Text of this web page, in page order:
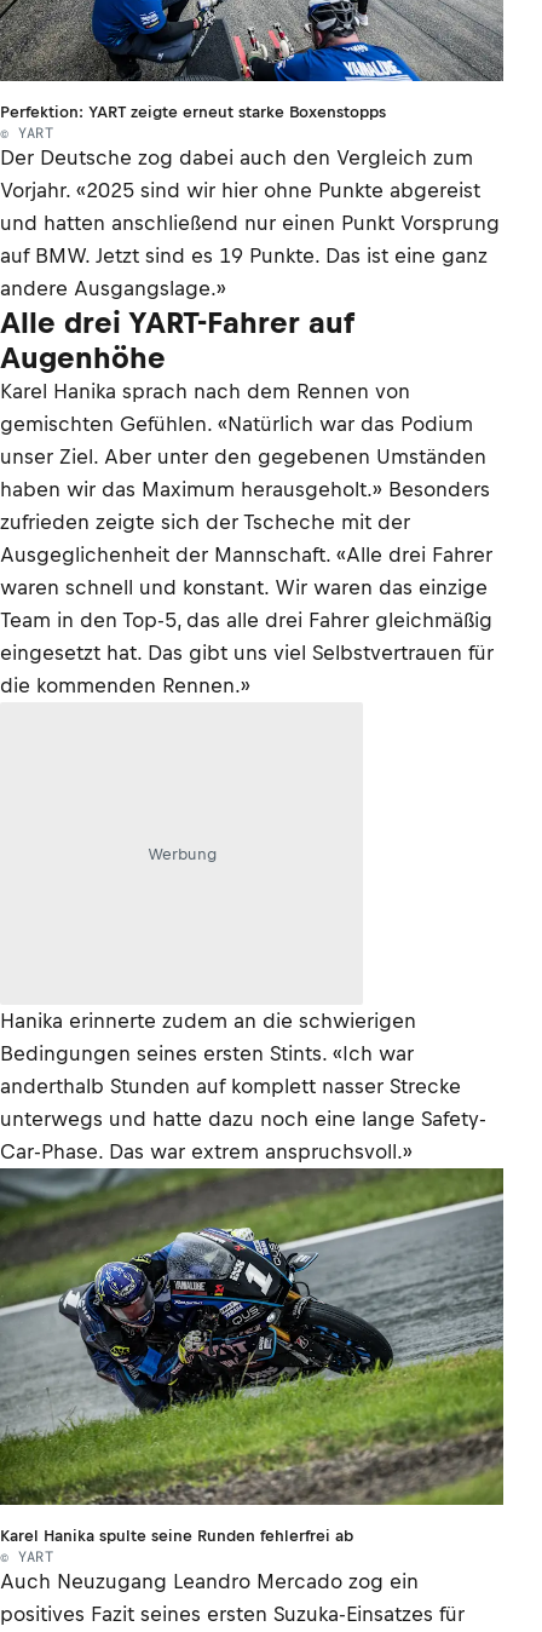
Perfektion: YART zeigte erneut starke Boxenstopps
© YART
Der Deutsche zog dabei auch den Vergleich zum
Vorjahr. «2025 sind wir hier ohne Punkte abgereist
und hatten anschließend nur einen Punkt Vorsprung
auf BMW. Jetzt sind es 19 Punkte. Das ist eine ganz
andere Ausgangslage.»
Alle drei YART-Fahrer auf
Augenhöhe
Karel Hanika sprach nach dem Rennen von
gemischten Gefühlen. «Natürlich war das Podium
unser Ziel. Aber unter den gegebenen Umständen
haben wir das Maximum herausgeholt.» Besonders
zufrieden zeigte sich der Tscheche mit der
Ausgeglichenheit der Mannschaft. «Alle drei Fahrer
waren schnell und konstant. Wir waren das einzige
Team in den Top-5, das alle drei Fahrer gleichmäßig
eingesetzt hat. Das gibt uns viel Selbstvertrauen für
die kommenden Rennen.»
Werbung
Hanika erinnerte zudem an die schwierigen
Bedingungen seines ersten Stints. «Ich war
anderthalb Stunden auf komplett nasser Strecke
unterwegs und hatte dazu noch eine lange Safety-
Car-Phase. Das war extrem anspruchsvoll.»
Karel Hanika spulte seine Runden fehlerfrei ab
© YART
Auch Neuzugang Leandro Mercado zog ein
positives Fazit seines ersten Suzuka-Einsatzes für